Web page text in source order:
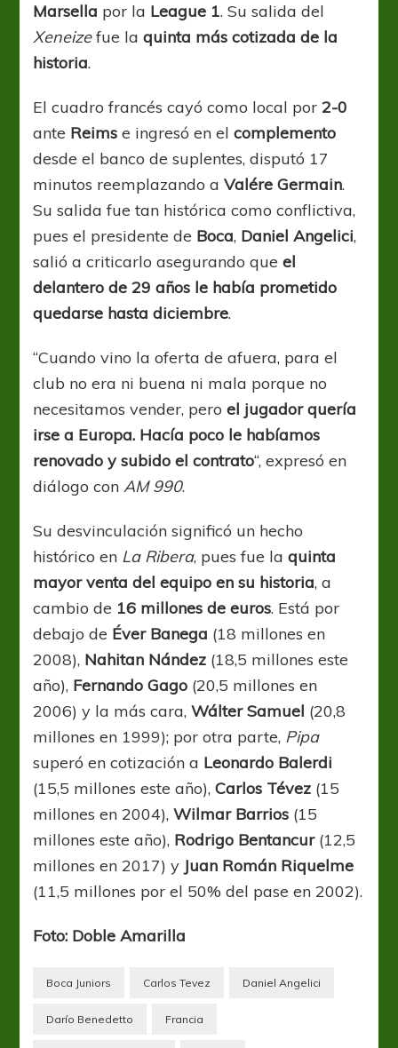
en
Boca
Marsella por la League 1. Su salida del
Xeneizefue laquinta más cotizada de la
historia.
El cuadro francés cayó como local por2-0
ante Reims e ingresó en elcomplemento
desde el banco de suplentes, disputó 17
minutos reemplazando aValére Germain.
Su salida fue tan histórica como conflictiva,
pues el presidente de Boca, Daniel Angelici,
salió a criticarlo asegurando queel
delantero de 29 años le había prometido
quedarse hasta diciembre.
“Cuando vino la oferta de afuera, para el
club no era ni buena ni mala porque no
necesitamos vender, peroel jugador quería
irse a Europa. Hacía poco le habíamos
renovado y subido el contrato“, expresó en
diálogo conAM 990.
Su desvinculación significó un hecho
histórico en La Ribera, pues fue laquinta
mayor venta del equipo en su historia, a
cambio de 16 millones de euros. Está por
debajo de Éver Banega (18 millones en
2008), Nahitan Nández (18,5 millones este
año), Fernando Gago (20,5 millones en
2006) y la más cara,Wálter Samuel (20,8
millones en 1999); por otra parte, Pipa
superó en cotización a Leonardo Balerdi
(15,5 millones este año),Carlos Tévez (15
millones en 2004),Wilmar Barrios (15
millones este año), Rodrigo Bentancur(12,5
millones en 2017) y Juan Román Riquelme
(11,5 millones por el 50% del pase en 2002).
Foto: Doble Amarilla
Boca Juniors Carlos Tevez Daniel Angelici
Darío Benedetto Francia